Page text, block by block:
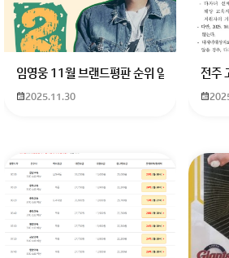
임영웅 11월 브랜드평판 순위 알고싶어요
2025.11.30
전주